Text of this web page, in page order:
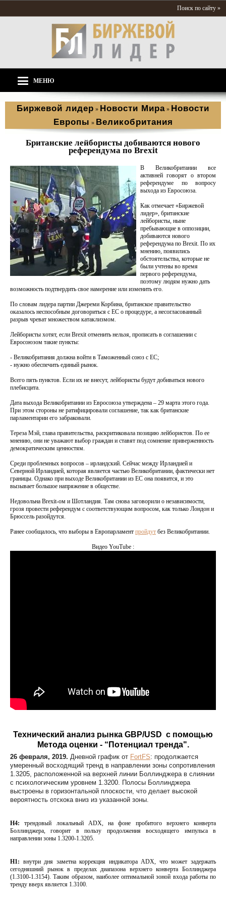
Поиск по сайту »
МЕНЮ
Биржевой лидер » Новости Мира » Новости
Европы » Великобритания
Британские лейбористы добиваются нового
референдума по Brexit
В Великобритании все
активней говорят о втором
референдуме по вопросу
выхода из Евросоюза.
Как отмечает «Биржевой
лидер», британские
лейбористы, ныне
пребывающие в оппозиции,
добиваются нового
референдума по Brexit. По их
мнению, появились
обстоятельства, которые не
были учтены во время
первого референдума,
поэтому людям нужно дать
возможность подтвердить свое намерение или изменить его.
По словам лидера партии Джереми Корбина, британское правительство
оказалось неспособным договориться с ЕС о процедуре, а несогласованный
разрыв чреват множеством катаклизмом.
Лейбористы хотят, если Brexit отменить нельзя, прописать в соглашении с
Евросоюзом такие пункты:
- Великобритания должна войти в Таможенный союз с ЕС;
- нужно обеспечить единый рынок.
Всего пять пунктов. Если их не внесут, лейбористы будут добиваться нового
плебисцита.
Дата выхода Великобритании из Евросоюза утверждена – 29 марта этого года.
При этом стороны не ратифицировали соглашение, так как британские
парламентарии его забраковали.
Тереза Мэй, глава правительства, раскритиковала позицию лейбористов. По ее
мнению, они не уважают выбор граждан и ставят под сомнение приверженность
демократическим ценностям.
Среди проблемных вопросов – ирландский. Сейчас между Ирландией и
Северной Ирландией, которая является частью Великобритании, фактически нет
границы. Однако при выходе Великобритании из ЕС она появится, и это
вызывает большое напряжение в обществе.
Недовольна Brexit-ом и Шотландия. Там снова заговорили о независимости,
грозя провести референдум с соответствующим вопросом, как только Лондон и
Брюссель разойдутся.
Ранее сообщалось, что выборы в Европарламент пройдут без Великобритании.
Видео YouTube :
Технический анализ рынка GBP/USD с помощью
Метода оценки - “Потенциал тренда".
26 февраля, 2019. Дневной график от FortFS: продолжается
умеренный восходящий тренд в направлении зоны сопротивления
1.3205, расположенной на верхней линии Боллинджера в слиянии
с психологическим уровнем 1.3200. Полосы Боллинджера
выстроены в горизонтальной плоскости, что делает высокой
вероятность отскока вниз из указанной зоны.
Н4:трендовый локальный ADX, на фоне пробитого верхнего конверта
Боллинджера, говорит в пользу продолжения восходящего импульса в
направлении зоны 1.3200-1.3205.
Н1: внутри дня заметна коррекция индикатора ADX, что может задержать
сегодняшний рынок в пределах диапазона верхнего конверта Боллинджера
(1.3100-1.3154). Таким образом, наиболее оптимальной зоной входа работы по
тренду вверх является 1.3100.